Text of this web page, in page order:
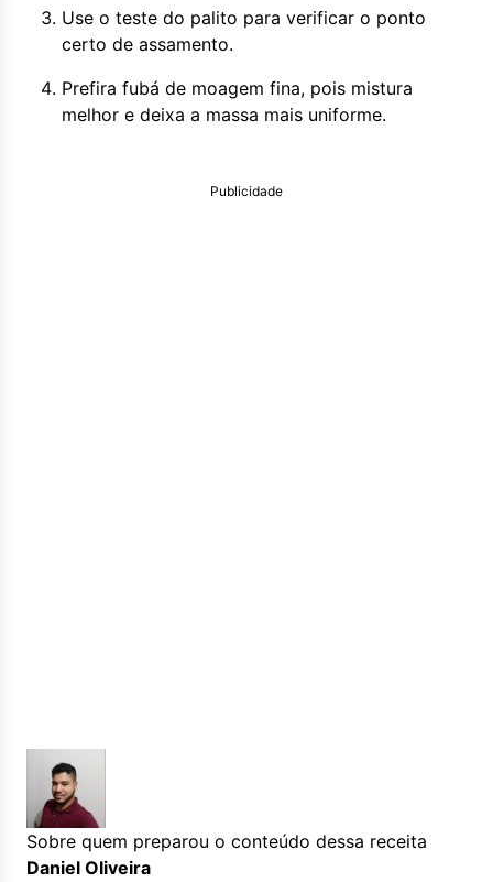
Use o teste do palito para verificar o ponto
certo de assamento.
Prefira fubá de moagem fina, pois mistura
melhor e deixa a massa mais uniforme.
Publicidade
Sobre quem preparou o conteúdo dessa receita
Daniel Oliveira